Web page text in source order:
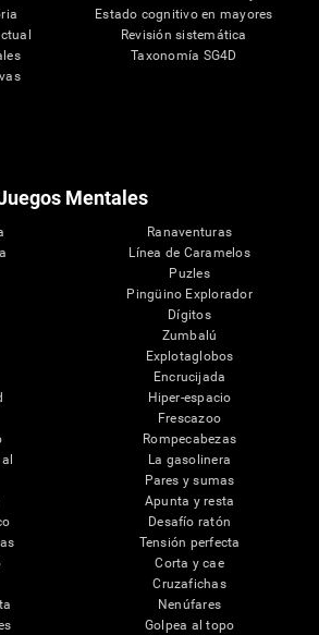
Estado cognitivo en mayores
Revisión sistemática
Taxonomía SG4D
Mentales
Ranaventuras
Línea de Caramelos
Puzles
Pingüino Explorador
Dígitos
Zumbalú
Explotaglobos
Encrucijada
Hiper-espacio
Frescazoo
Rompecabezas
La gasolinera
Pares y sumas
Apunta y resta
Desafío ratón
Tensión perfecta
Corta y cae
Cruzafichas
Nenúfares
Golpea al topo